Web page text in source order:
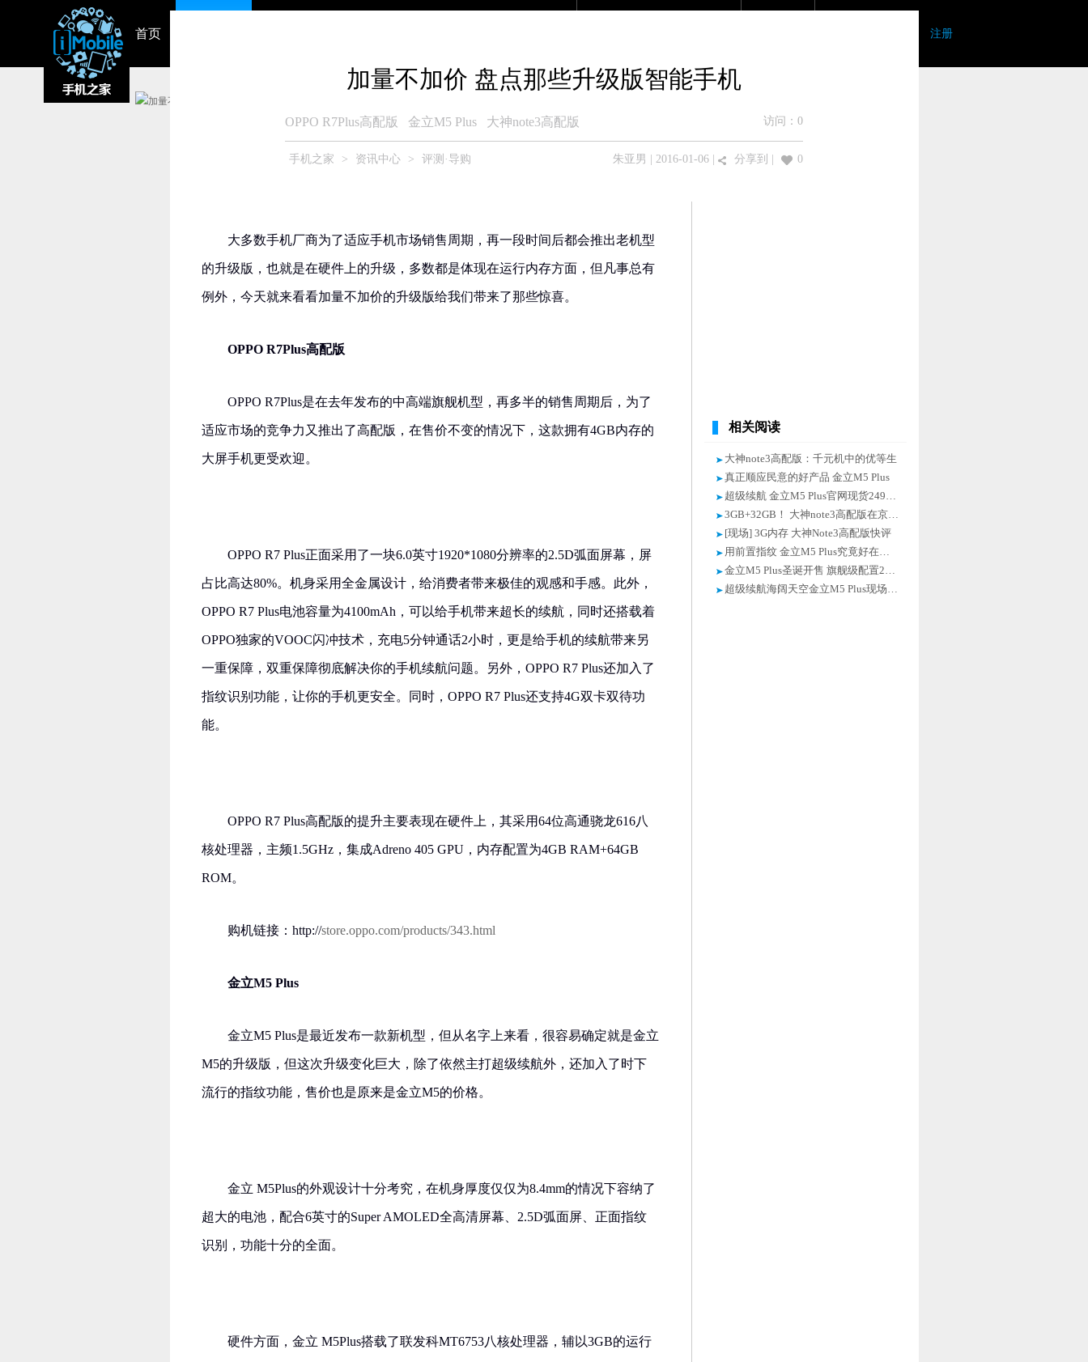
首页 注册
加量不加价 盘点那些升级版智能手机
OPPO R7Plus高配版 金立M5 Plus 大神note3高配版 访问： 0
手机之家 > 资讯中心 > 评测·导购 朱亚男 | 2016-01-06 | 分享到 0
大多数手机厂商为了适应手机市场销售周期，再一段时间后都会推出老机型
的升级版，也就是在硬件上的升级，多数都是体现在运行内存方面，但凡事总有
例外，今天就来看看加量不加价的升级版给我们带来了那些惊喜。
OPPO R7Plus高配版
OPPO R7Plus是在去年发布的中高端旗舰机型，再多半的销售周期后，为了
适应市场的竞争力又推出了高配版，在售价不变的情况下，这款拥有4GB内存的
大屏手机更受欢迎。
OPPO R7 Plus正面采用了一块6.0英寸1920*1080分辨率的2.5D弧面屏幕，屏
占比高达80%。机身采用全金属设计，给消费者带来极佳的观感和手感。此外，
OPPO R7 Plus电池容量为4100mAh，可以给手机带来超长的续航，同时还搭载着
OPPO独家的VOOC闪冲技术，充电5分钟通话2小时，更是给手机的续航带来另
一重保障，双重保障彻底解决你的手机续航问题。另外，OPPO R7 Plus还加入了
指纹识别功能，让你的手机更安全。同时，OPPO R7 Plus还支持4G双卡双待功
能。
OPPO R7 Plus高配版的提升主要表现在硬件上，其采用64位高通骁龙616八
核处理器，主频1.5GHz，集成Adreno 405 GPU，内存配置为4GB RAM+64GB
ROM。
购机链接：http://store.oppo.com/products/343.html
金立M5 Plus
金立M5 Plus是最近发布一款新机型，但从名字上来看，很容易确定就是金立
M5的升级版，但这次升级变化巨大，除了依然主打超级续航外，还加入了时下
流行的指纹功能，售价也是原来是金立M5的价格。
金立 M5Plus的外观设计十分考究，在机身厚度仅仅为8.4mm的情况下容纳了
超大的电池，配合6英寸的Super AMOLED全高清屏幕、2.5D弧面屏、正面指纹
识别，功能十分的全面。
硬件方面，金立 M5Plus搭载了联发科MT6753八核处理器，辅以3GB的运行
相关阅读
大神note3高配版：千元机中的优等生
真正顺应民意的好产品 金立M5 Plus
超级续航 金立M5 Plus官网现货2499元
3GB+32GB！ 大神note3高配版在京发布
[现场] 3G内存 大神Note3高配版快评
用前置指纹 金立M5 Plus究竟好在哪？
金立M5 Plus圣诞开售 旗舰级配置2499
超级续航海阔天空金立M5 Plus现场体验